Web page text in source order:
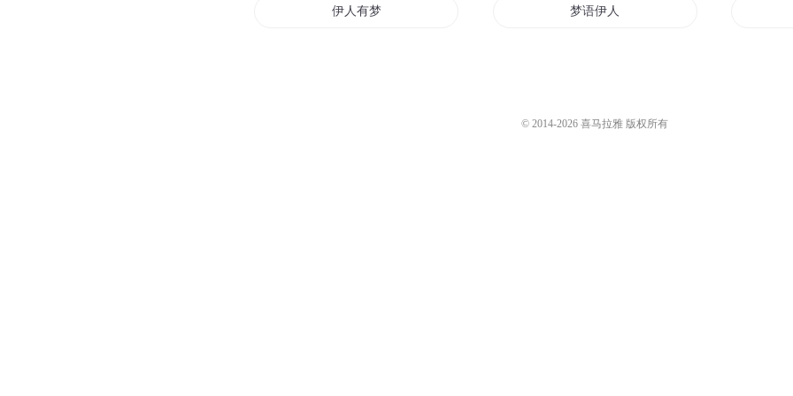
伊人有梦 梦语伊人
© 2014-2026 喜马拉雅 版权所有